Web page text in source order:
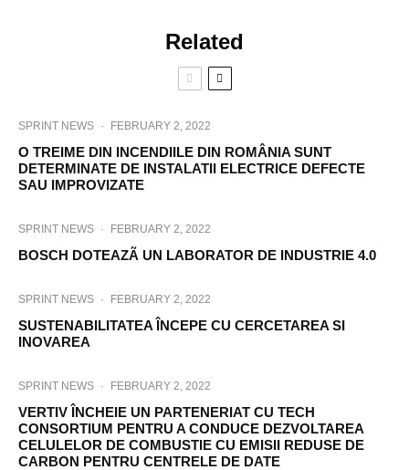
Related
SPRINT NEWS · FEBRUARY 2, 2022
O TREIME DIN INCENDIILE DIN ROMÂNIA SUNT
DETERMINATE DE INSTALATII ELECTRICE DEFECTE
SAU IMPROVIZATE
SPRINT NEWS · FEBRUARY 2, 2022
BOSCH DOTEAZÃ UN LABORATOR DE INDUSTRIE 4.0
SPRINT NEWS · FEBRUARY 2, 2022
SUSTENABILITATEA ÎNCEPE CU CERCETAREA SI
INOVAREA
SPRINT NEWS · FEBRUARY 2, 2022
VERTIV ÎNCHEIE UN PARTENERIAT CU TECH
CONSORTIUM PENTRU A CONDUCE DEZVOLTAREA
CELULELOR DE COMBUSTIE CU EMISII REDUSE DE
CARBON PENTRU CENTRELE DE DATE